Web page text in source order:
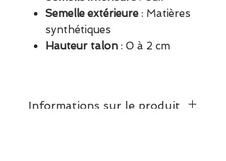
Semelle extérieure : Matières
synthétiques
Hauteur talon : 0 à 2 cm
Informations sur le produit